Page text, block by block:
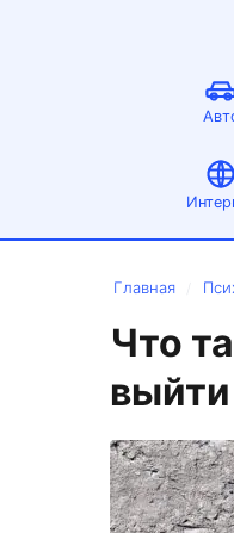
Главная
Что
выйти